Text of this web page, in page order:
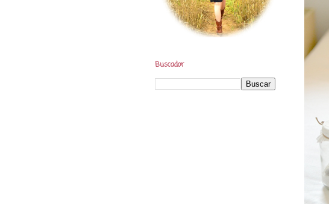
Buscador